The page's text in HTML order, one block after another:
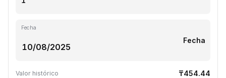
Fecha
Fecha
Valor histórico ₸454.44